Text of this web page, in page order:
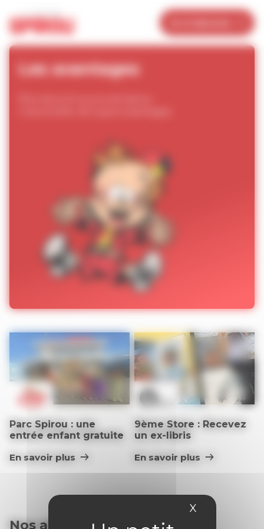
X Masquer le
Les avantages
Parc Spirou : une
entrée enfant gratuite
En savoir plus
9ème Store : Recevez
un ex-libris
En savoir plus
Nos abonnements :